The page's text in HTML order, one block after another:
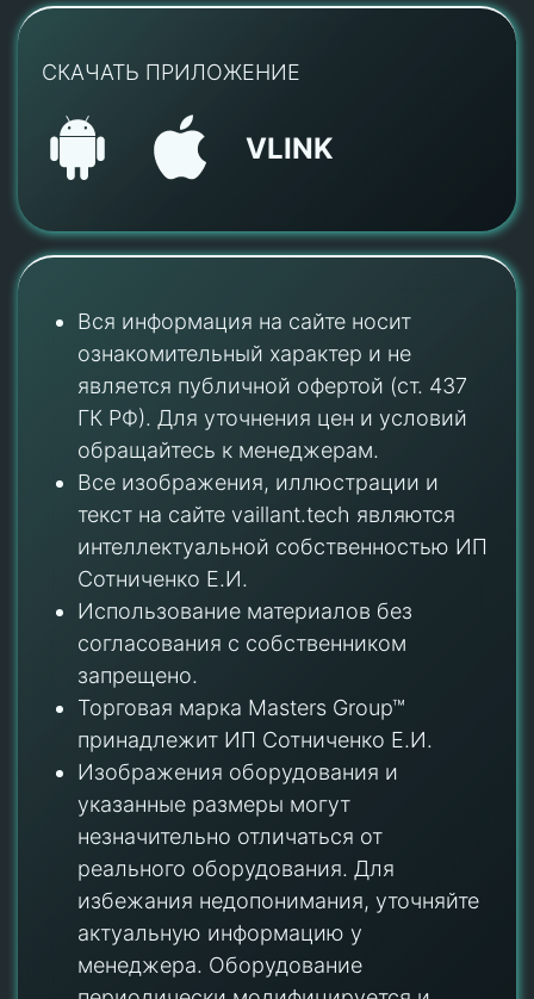
СКАЧАТЬ ПРИЛОЖЕНИЕ
VLINK
Вся информация на сайте носит
ознакомительный характер и не
является публичной офертой (ст. 437
ГК РФ). Для уточнения цен и условий
обращайтесь к менеджерам.
Все изображения, иллюстрации и
текст на сайте vaillant.tech являются
интеллектуальной собственностью ИП
Сотниченко Е.И.
Использование материалов без
согласования с собственником
запрещено.
Торговая марка Masters Group™
принадлежит ИП Сотниченко Е.И.
Изображения оборудования и
указанные размеры могут
незначительно отличаться от
реального оборудования. Для
избежания недопонимания, уточняйте
актуальную информацию у
менеджера. Оборудование